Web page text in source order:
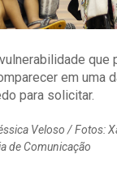
que
em uma
para solicitar.
Veloso / Fotos:
de Comunicação